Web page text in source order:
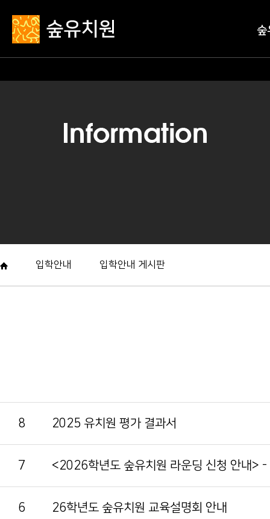
숲
입학안내 입학안내 게시판
8 2025 유치원 평가 결과서
7 <2026학년도 숲유치원 라운딩 신청 안내> -
6 26학년도 숲유치원 교육설명회 안내